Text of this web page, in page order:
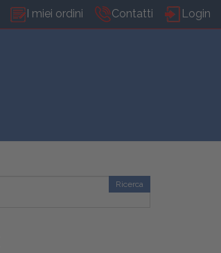
I miei ordini Contatti Login
Ricerca